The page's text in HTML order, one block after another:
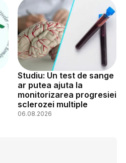
Studiu: Un test de sange
ar putea ajuta la
monitorizarea progresiei
sclerozei multiple
06.08.2026